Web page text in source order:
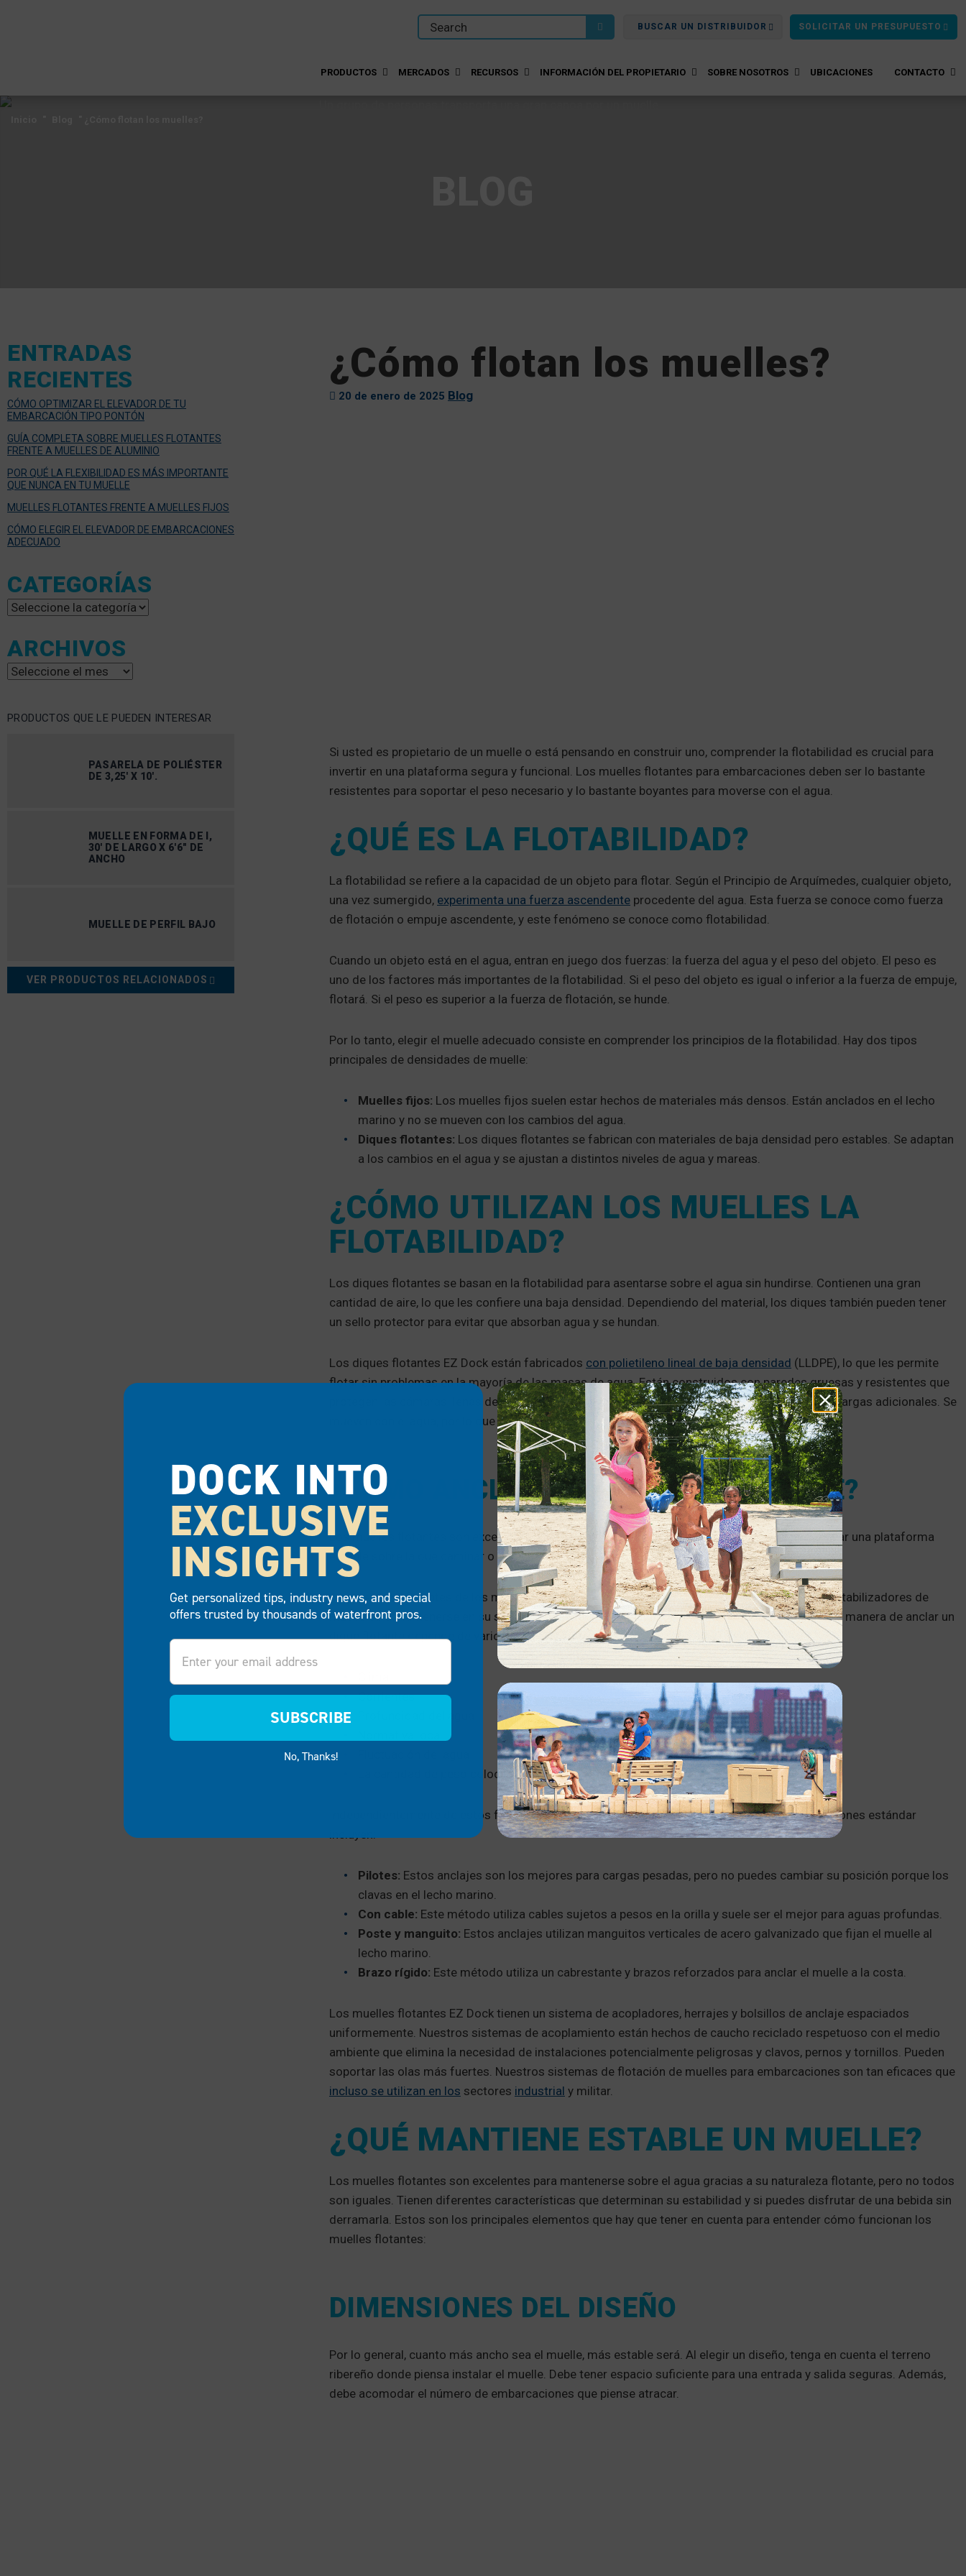
BUSCAR UN DISTRIBUIDOR SOLICITAR UN PRESUPUESTO
PRODUCTOS MERCADOS RECURSOS INFORMACIÓN DEL PROPIETARIO SOBRE NOSOTROS UBICACIONES CONTACTO
¿Cómo flotan los muelles?
20 de enero de 2025 Blog
Si usted es propietario de un muelle o está pensando en construir uno, comprender la flotabilidad es crucial para
invertir en una plataforma segura y funcional. Los muelles flotantes para embarcaciones deben ser lo bastante
resistentes para soportar el peso necesario y lo bastante boyantes para moverse con el agua.
¿QUÉ ES LA FLOTABILIDAD?
La flotabilidad se refiere a la capacidad de un objeto para flotar. Según el Principio de Arquímedes, cualquier objeto,
una vez sumergido, experimenta una fuerza ascendente procedente del agua. Esta fuerza se conoce como fuerza
de flotación o empuje ascendente, y este fenómeno se conoce como flotabilidad.
Cuando un objeto está en el agua, entran en juego dos fuerzas: la fuerza del agua y el peso del objeto. El peso es
uno de los factores más importantes de la flotabilidad. Si el peso del objeto es igual o inferior a la fuerza de empuje,
flotará. Si el peso es superior a la fuerza de flotación, se hunde.
Por lo tanto, elegir el muelle adecuado consiste en comprender los principios de la flotabilidad. Hay dos tipos
principales de densidades de muelle:
Muelles fijos: Los muelles fijos suelen estar hechos de materiales más densos. Están anclados en el lecho
marino y no se mueven con los cambios del agua.
Diques flotantes: Los diques flotantes se fabrican con materiales de baja densidad pero estables. Se adaptan
a los cambios en el agua y se ajustan a distintos niveles de agua y mareas.
¿CÓMO UTILIZAN LOS MUELLES LA
FLOTABILIDAD?
Los diques flotantes se basan en la flotabilidad para asentarse sobre el agua sin hundirse. Contienen una gran
cantidad de aire, lo que les confiere una baja densidad. Dependiendo del material, los diques también pueden tener
un sello protector para evitar que absorban agua y se hundan.
Los diques flotantes EZ Dock están fabricados con polietileno lineal de baja densidad (LLDPE), lo que les permite
flotar sin problemas en la mayoría de las masas de agua. Están construidos con paredes gruesas y resistentes que
protegen las cámaras llenas de aire, por lo que se mantienen nivelados y estables incluso con cargas adicionales. Se
mueven con el agua, por lo que las olas no chocan contra ellas, reduciendo así su desgaste.
¿CÓMO ANCLAR UN MUELLE FLOTANTE?
Los muelles flotantes son excelentes para trabajar con los movimientos del agua y proporcionar una plataforma
estable sobre la que caminar o colocar muebles.
Aunque son diferentes de los muelles fijos, los muelles flotantes también utilizan anclajes o estabilizadores de
muelle para mantenerse en su sitio y pueden ser una solución de atraque permanente. La mejor manera de anclar un
dique flotante depende de varios factores, entre ellos:
Corrientes
La cantidad de peso colocada en el muelle
Independientemente de estos factores, hay un ancla de muelle que le funcionará. Algunas opciones estándar
incluyen:
Pilotes: Estos anclajes son los mejores para cargas pesadas, pero no puedes cambiar su posición porque los
clavas en el lecho marino.
Con cable: Este método utiliza cables sujetos a pesos en la orilla y suele ser el mejor para aguas profundas.
Poste y manguito: Estos anclajes utilizan manguitos verticales de acero galvanizado que fijan el muelle al
lecho marino.
Brazo rígido: Este método utiliza un cabrestante y brazos reforzados para anclar el muelle a la costa.
Los muelles flotantes EZ Dock tienen un sistema de acopladores, herrajes y bolsillos de anclaje espaciados
uniformemente. Nuestros sistemas de acoplamiento están hechos de caucho reciclado respetuoso con el medio
ambiente que elimina la necesidad de instalaciones potencialmente peligrosas y clavos, pernos y tornillos. Pueden
soportar las olas más fuertes. Nuestros sistemas de flotación de muelles para embarcaciones son tan eficaces que
incluso se utilizan en los sectores industrial y militar.
¿QUÉ MANTIENE ESTABLE UN MUELLE?
Los muelles flotantes son excelentes para mantenerse sobre el agua gracias a su naturaleza flotante, pero no todos
son iguales. Tienen diferentes características que determinan su estabilidad y si puedes disfrutar de una bebida sin
derramarla. Estos son los principales elementos que hay que tener en cuenta para entender cómo funcionan los
muelles flotantes:
DIMENSIONES DEL DISEÑO
Por lo general, cuanto más ancho sea el muelle, más estable será. Al elegir un diseño, tenga en cuenta el terreno
ribereño donde piensa instalar el muelle. Debe tener espacio suficiente para una entrada y salida seguras. Además,
debe acomodar el número de embarcaciones que piense atracar.
ENTRADAS
RECIENTES
CÓMO OPTIMIZAR EL ELEVADOR DE TU
EMBARCACIÓN TIPO PONTÓN
GUÍA COMPLETA SOBRE MUELLES FLOTANTES
FRENTE A MUELLES DE ALUMINIO
POR QUÉ LA FLEXIBILIDAD ES MÁS IMPORTANTE
QUE NUNCA EN TU MUELLE
MUELLES FLOTANTES FRENTE A MUELLES FIJOS
CÓMO ELEGIR EL ELEVADOR DE EMBARCACIONES
ADECUADO
CATEGORÍAS
Categorías
ARCHIVOS
Archivos
PRODUCTOS QUE LE PUEDEN INTERESAR
PASARELA DE POLIÉSTER
DE 3,25′ X 10′.
MUELLE EN FORMA DE I,
30′ DE LARGO X 6'6″ DE
ANCHO
MUELLE DE PERFIL BAJO
VER PRODUCTOS RELACIONADOS
DOCK INTO
EXCLUSIVE
INSIGHTS
Get personalized tips, industry news, and special
offers trusted by thousands of waterfront pros.
Email
SUBSCRIBE
No, Thanks!